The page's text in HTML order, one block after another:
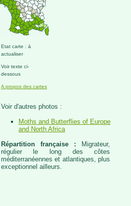
Etat carte : à
actualiser
Voir texte ci-
dessous
A propos des cartes
Voir d'autres photos :
Moths and Butterflies of Europe
and North Africa
Répartition française :
Migrateur,
régulier le long des côtes
méditerranéennes et atlantiques, plus
exceptionnel ailleurs.